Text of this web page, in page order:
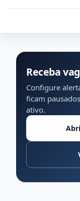
Receba
Configure
ficam
ativo.